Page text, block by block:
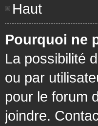
Haut
Pourquoi ne
La possibilité
ou par
pour le forum
joindre.